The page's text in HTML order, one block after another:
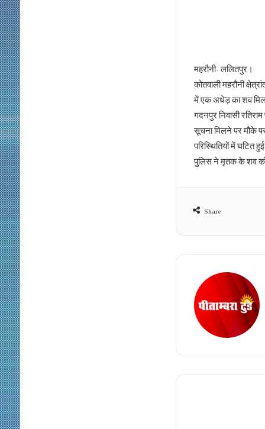
महरौनी- ललितपुर।
कोतवाली महरौनी
में एक अधेड़ का शव
गदनपुर निवासी
सूचना मिलने पर मौके
परिस्थितियों में घटित
पुलिस ने मृतक के शव
Share